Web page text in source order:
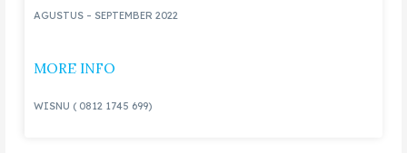
AGUSTUS – SEPTEMBER 2022
MORE INFO
WISNU ( 0812 1745 699)